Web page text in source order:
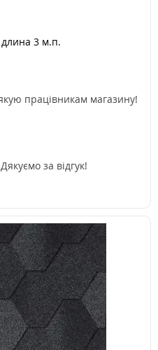
3 м.п.
працівникам магазину!
Дякуємо за відгук!